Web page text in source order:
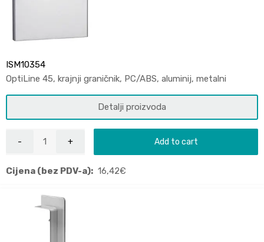
ISM10354
OptiLine 45, krajnji graničnik, PC/ABS, aluminij, metalni
Detalji proizvoda
Add to cart
Cijena (bez PDV-a): 16,42€